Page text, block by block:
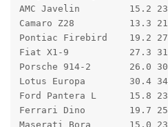
AMC Javelin         15.2
Camaro Z28          13.3
Pontiac Firebird    19.2
Fiat X1-9           27.3 31.3
Porsche 914-2       26.0
Lotus Europa        30.4
Ford Pantera L      15.8
Ferrari Dino        19.7 25.7
Maserati Bora       15.0